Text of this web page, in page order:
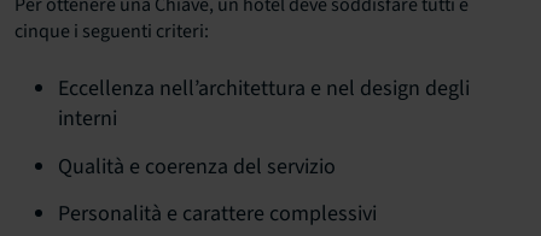
cinque i seguenti criteri:
Eccellenza nell’architettura e nel design degli
interni
Qualità e coerenza del servizio
Personalità e carattere complessivi